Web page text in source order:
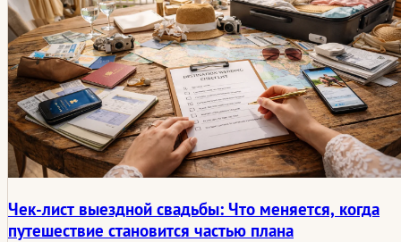
Чек-лист выездной свадьбы: Что меняется, когда
путешествие становится частью плана